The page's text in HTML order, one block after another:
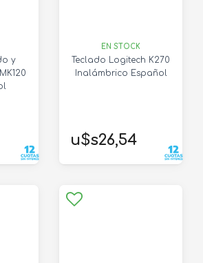
y
EN STOCK
Teclado Logitech K270
Inalámbrico Español
u$s26,54